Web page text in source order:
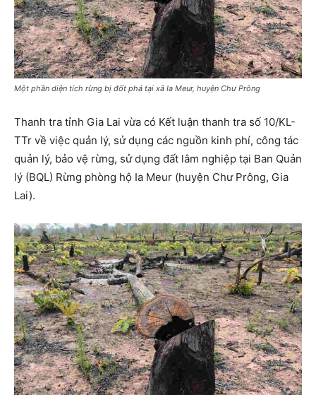
Một phần diện tích rừng bị đốt phá tại xã Ia Meur, huyện Chư Prông
Thanh tra tỉnh Gia Lai vừa có Kết luận thanh tra số 10/KL-
TTr về việc quản lý, sử dụng các nguồn kinh phí, công tác
quản lý, bảo vệ rừng, sử dụng đất lâm nghiệp tại Ban Quản
lý (BQL) Rừng phòng hộ Ia Meur (huyện Chư Prông, Gia
Lai).